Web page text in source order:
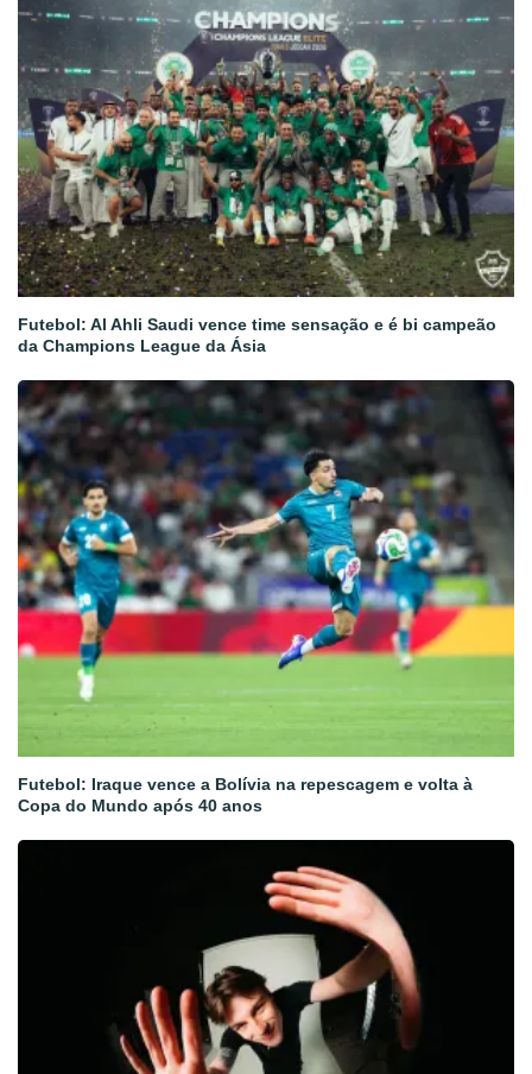
Futebol: Al Ahli Saudi vence time sensação e é bi campeão
da Champions League da Ásia
Futebol: Iraque vence a Bolívia na repescagem e volta à
Copa do Mundo após 40 anos